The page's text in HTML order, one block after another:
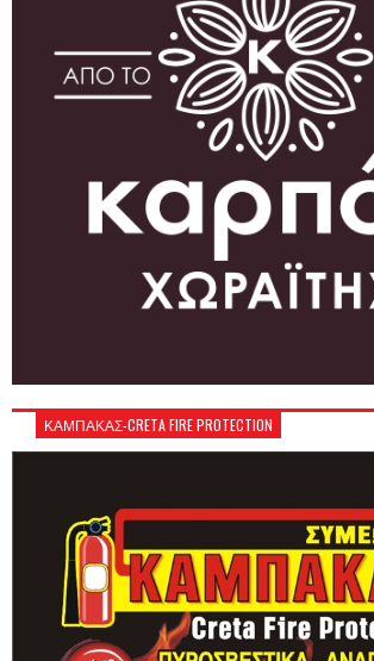
ΚΑΜΠΑΚΑΣ-CRETA FIRE PROTECTION